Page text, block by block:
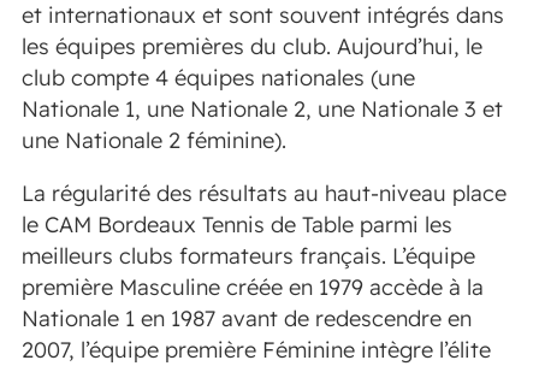
et internationaux et sont souvent intégrés dans
les équipes premières du club. Aujourd’hui, le
club compte 4 équipes nationales (une
Nationale 1, une Nationale 2, une Nationale 3 et
une Nationale 2 féminine).
La régularité des résultats au haut-niveau place
le CAM Bordeaux Tennis de Table parmi les
meilleurs clubs formateurs français. L’équipe
première Masculine créée en 1979 accède à la
Nationale 1 en 1987 avant de redescendre en
2007, l’équipe première Féminine intègre l’élite